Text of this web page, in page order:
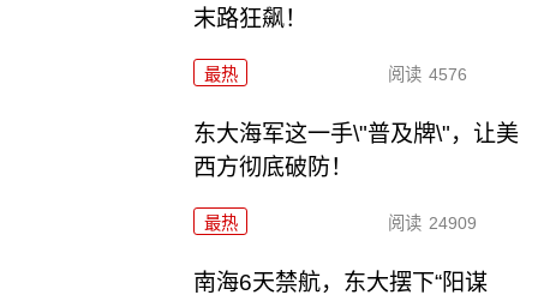
末路狂飙！
最热 阅读 4576
东大海军这一手\"普及牌\"，让美
西方彻底破防！
最热 阅读 24909
南海6天禁航，东大摆下“阳谋